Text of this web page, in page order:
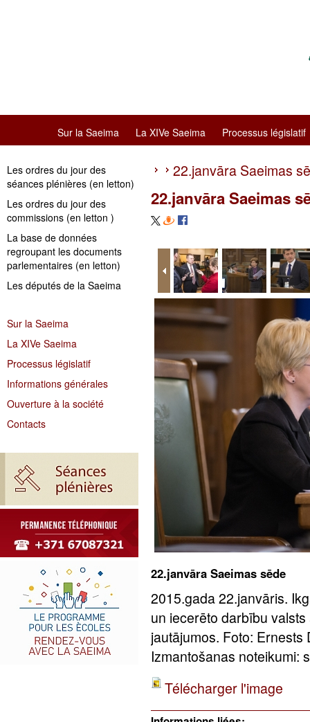
Sur la Saeima La XIVe Saeima Processus législatif
Les ordres du jour des
séances plénières (en letton)
Les ordres du jour des
commissions (en letton )
La base de données
regroupant les documents
parlementaires (en letton)
Les députés de la Saeima
Sur la Saeima
La XIVe Saeima
Processus législatif
Informations générales
Ouverture à la société
Contacts
22.janvāra Saeimas
22.janvāra Saeimas
22.janvāra Saeimas sēde
2015.gada 22.janvāris.
un iecerēto darbību
jautājumos. Foto:
Izmantošanas noteikumi:
Télécharger l'image